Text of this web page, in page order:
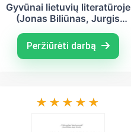
Gyvūnai lietuvių literatūroje
(Jonas Biliūnas, Jurgis
Peržiūrėti darbą